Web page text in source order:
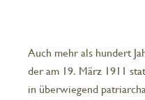
Auch mehr als hundert
der am 19. März 1911
in überwiegend